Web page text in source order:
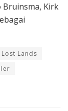
Bruinsma, Kirk
Lands